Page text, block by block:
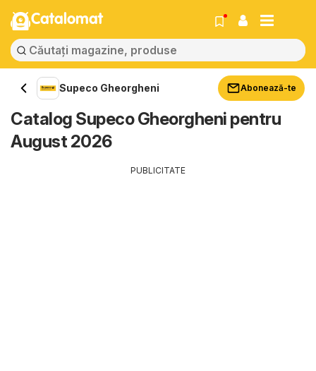
Catalomat
Supeco Gheorgheni Abonează-te
Catalog Supeco Gheorgheni pentru
August 2026
PUBLICITATE